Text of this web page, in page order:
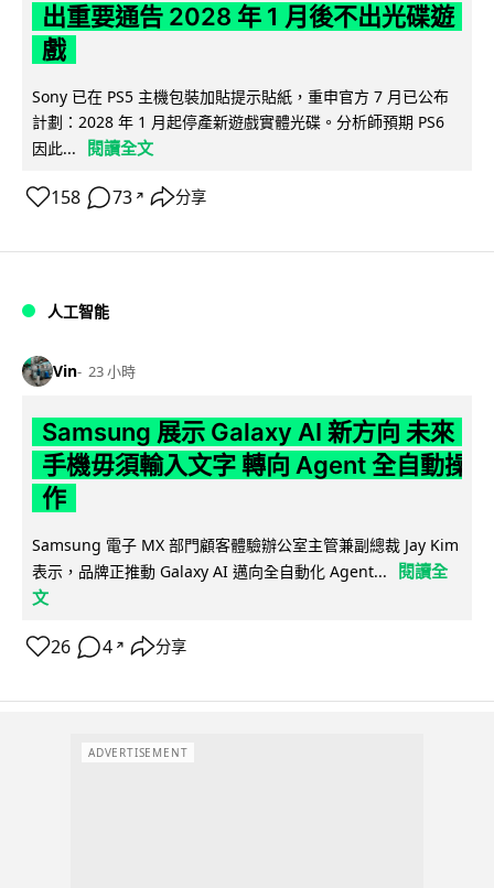
出重要通告 2028 年 1 月後不出光碟遊
戲
Sony 已在 PS5 主機包裝加貼提示貼紙，重申官方 7 月已公布
計劃：2028 年 1 月起停產新遊戲實體光碟。分析師預期 PS6
因此...
閱讀全文
158 73 ↗ 分享
人工智能
Vin 23 小時
Samsung 展示 Galaxy AI 新方向 未來
手機毋須輸入文字 轉向 Agent 全自動操
作
Samsung 電子 MX 部門顧客體驗辦公室主管兼副總裁 Jay Kim
表示，品牌正推動 Galaxy AI 邁向全自動化 Agent...
閱讀全
文
26 4 ↗ 分享
ADVERTISEMENT